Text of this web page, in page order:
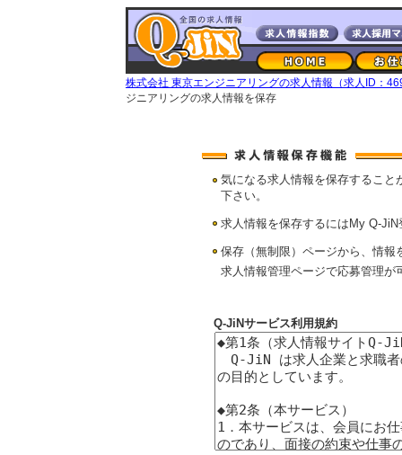
株式会社 東京エンジニアリングの求人情報（求人ID：
ジニアリングの求人情報を保存
気になる求人情報を保存すること
下さい。
求人情報を保存するにはMy Q-
保存（無制限）ページから、情報
求人情報管理ページで応募管理が
Q-JiNサービス利用規約